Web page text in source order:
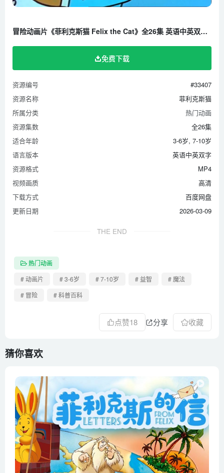
冒险动画片《菲利克斯猫 Felix the Cat》全26集 英语中英双字 高清/MP4/2.15G 百度云网盘下载
免费下载
资源编号
#33407
资源名称
菲利克斯猫
所属分类
热门动画
资源集数
全26集
适合年龄
3-6岁, 7-10岁
语言版本
英语中英双字
资源格式
MP4
视频画质
高清
下载方式
百度网盘
更新日期
2026-03-09
THE END
热门动画
# 动画片
# 3-6岁 # 7-10岁 # 益智
# 魔法
# 冒险
# 科普百科
点赞18 分享 收藏
猜你喜欢